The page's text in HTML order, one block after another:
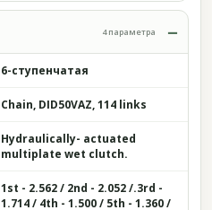
4 параметра
6-ступенчатая
Chain, DID50VAZ, 114 links
Hydraulically- actuated
multiplate wet clutch.
1st - 2.562 / 2nd - 2.052 /.3rd -
1.714 / 4th - 1.500 / 5th - 1.360 /